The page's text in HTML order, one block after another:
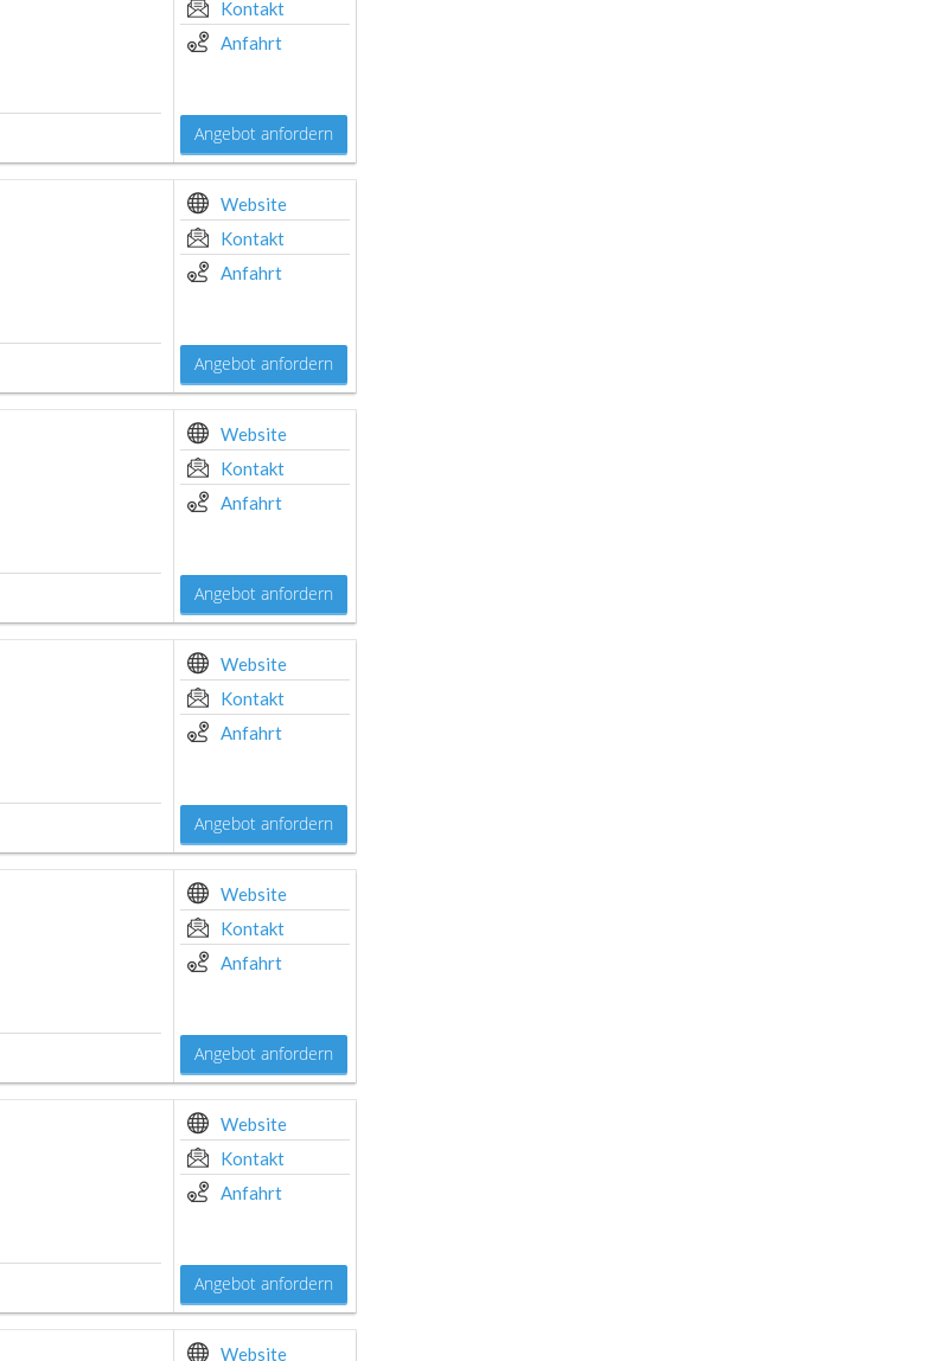
Kontakt
Anfahrt
Angebot anfordern
Website
Kontakt
Anfahrt
Angebot anfordern
Website
Kontakt
Anfahrt
Angebot anfordern
Website
Kontakt
Anfahrt
Angebot anfordern
Website
Kontakt
Anfahrt
Angebot anfordern
Website
Kontakt
Anfahrt
Angebot anfordern
Website